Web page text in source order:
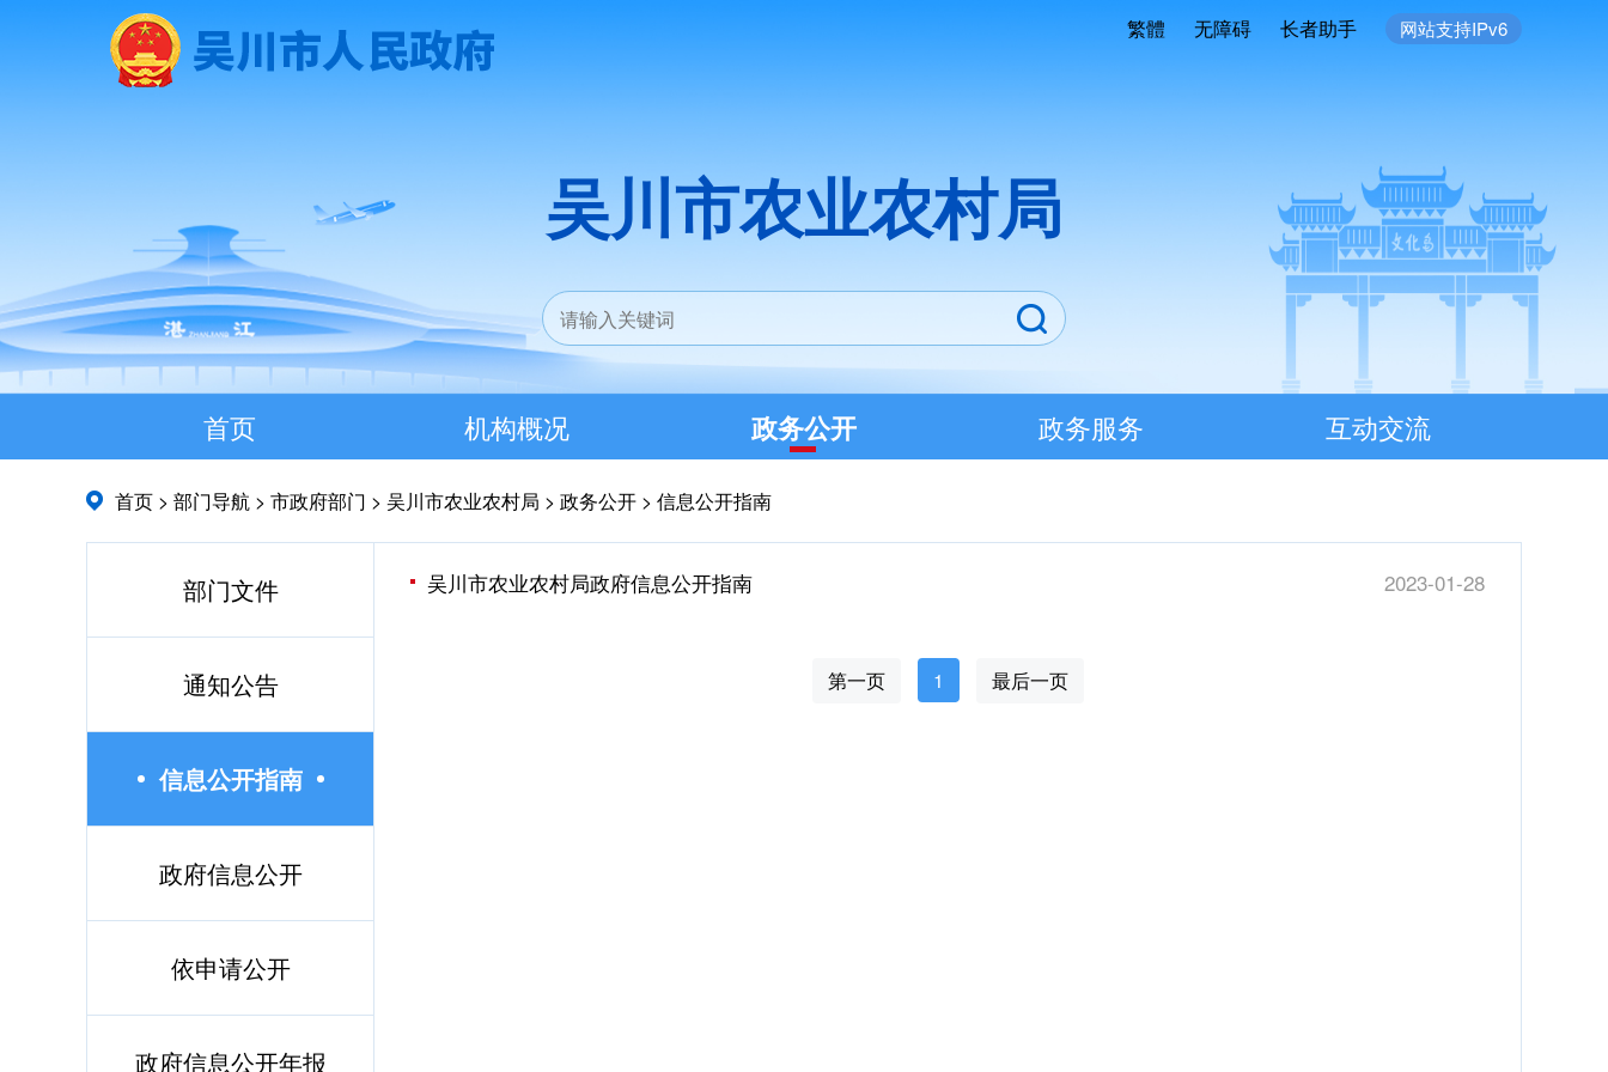
繁體 无障碍 长者助手 网站支持IPv6
吴川市农业农村局
首页 机构概况 政务公开 政务服务 互动交流
首页 > 部门导航 > 市政府部门 > 吴川市农业农村局 > 政务公开 > 信息公开指南
部门文件
通知公告
信息公开指南
政府信息公开
依申请公开
政府信息公开年报
吴川市农业农村局政府信息公开指南 2023-01-28
第一页 1 最后一页